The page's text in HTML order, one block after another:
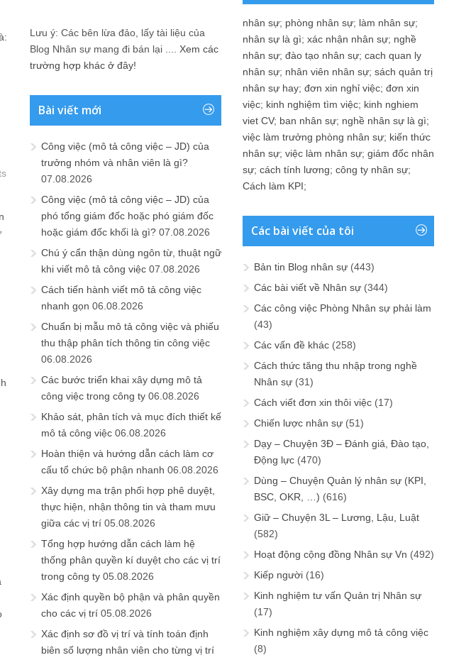
Lưu ý: Các bên lừa đảo, lấy tài liệu của
Blog Nhân sự mang đi bán lại .... Xem các
trường hợp khác ở đây!
Bài viết mới
Công việc (mô tả công việc – JD) của
trưởng nhóm và nhân viên là gì?
07.08.2026
Công việc (mô tả công việc – JD) của
phó tổng giám đốc hoặc phó giám đốc
hoặc giám đốc khối là gì? 07.08.2026
Chú ý cẩn thận dùng ngôn từ, thuật ngữ
khi viết mô tả công việc 07.08.2026
Cách tiến hành viết mô tả công việc
nhanh gọn 06.08.2026
Chuẩn bị mẫu mô tả công việc và phiếu
thu thập phân tích thông tin công việc
06.08.2026
Các bước triển khai xây dựng mô tả
công việc trong công ty 06.08.2026
Khảo sát, phân tích và mục đích thiết kế
mô tả công việc 06.08.2026
Hoàn thiện và hướng dẫn cách làm cơ
cấu tổ chức bộ phận nhanh 06.08.2026
Xây dựng ma trận phối hợp phê duyệt,
thực hiện, nhận thông tin và tham mưu
giữa các vị trí 05.08.2026
Tổng hợp hướng dẫn cách làm hệ
thống phân quyền kí duyệt cho các vị trí
trong công ty 05.08.2026
Xác định quyền bộ phận và phân quyền
cho các vị trí 05.08.2026
Xác định sơ đồ vị trí và tính toán định
biên số lượng nhân viên cho từng vị trí
nhân sự; phòng nhân sự; làm nhân sự;
nhân sự là gì; xác nhận nhân sự; nghề
nhân sự; đào tạo nhân sự; cach quan ly
nhân sự; nhân viên nhân sự; sách quản trị
nhân sự hay; đơn xin nghỉ việc; đơn xin
việc; kinh nghiệm tìm việc; kinh nghiem
viet CV; ban nhân sự; nghề nhân sự là gì;
việc làm trưởng phòng nhân sự; kiến thức
nhân sự; việc làm nhân sự; giám đốc nhân
sự; cách tính lương; công ty nhân sự;
Cách làm KPI;
Các bài viết của tôi
Bản tin Blog nhân sự (443)
Các bài viết về Nhân sự (344)
Các công việc Phòng Nhân sự phải làm
(43)
Các vấn đề khác (258)
Cách thức tăng thu nhập trong nghề
Nhân sự (31)
Cách viết đơn xin thôi việc (17)
Chiến lược nhân sự (51)
Dạy – Chuyện 3Đ – Đánh giá, Đào tạo,
Động lực (470)
Dùng – Chuyện Quản lý nhân sự (KPI,
BSC, OKR, …) (616)
Giữ – Chuyện 3L – Lương, Lậu, Luật
(582)
Hoạt động cộng đồng Nhân sự Vn (492)
Kiếp người (16)
Kinh nghiệm tư vấn Quản trị Nhân sự
(17)
Kinh nghiệm xây dựng mô tả công việc
(8)